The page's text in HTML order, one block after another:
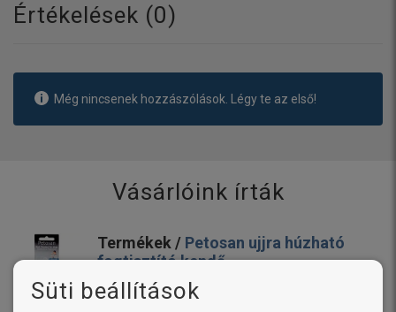
Értékelések (0)
Még nincsenek hozzászólások. Légy te az első!
Vásárlóink írták
Termékek / Petosan ujjra húzható
fogtisztító kendő
Süti beállítások